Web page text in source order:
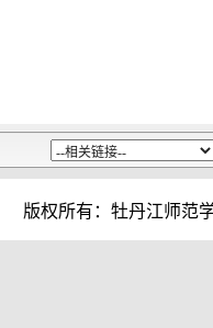
版权所有：牡丹江师范